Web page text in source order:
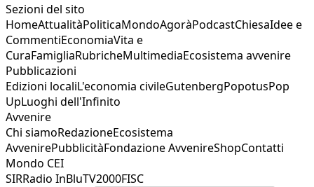
Sezioni del sito
HomeAttualitàPoliticaMondoAgoràPodcastChiesaIdee e
CommentiEconomiaVita e
CuraFamigliaRubricheMultimediaEcosistema avvenire
Pubblicazioni
Edizioni localiL'economia civileGutenbergPopotusPop
UpLuoghi dell'Infinito
Avvenire
Chi siamoRedazioneEcosistema
AvvenirePubblicitàFondazione AvvenireShopContatti
Mondo CEI
SIRRadio InBluTV2000FISC